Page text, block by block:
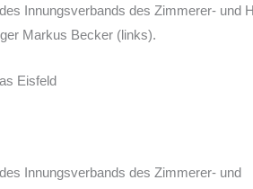
Innungsverbands des Zimmerer- und
Markus Becker (links).
Eisfeld
Innungsverbands des Zimmerer- und